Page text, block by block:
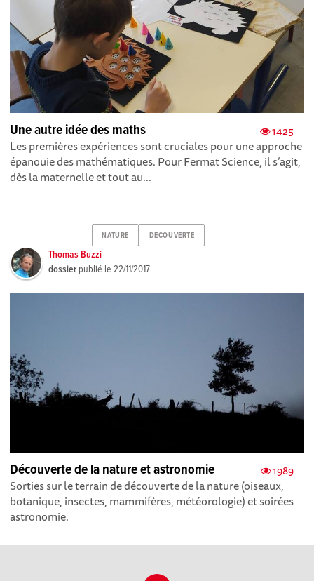
1425
Une autre idée des maths
Les premières expériences sont cruciales pour une approche
épanouie des mathématiques. Pour Fermat Science, il s’agit,
dès la maternelle et tout au...
NATURE DECOUVERTE
Thomas Buzzi
dossier publié le22/11/2017
1989
Découverte de la nature et astronomie
Sorties sur le terrain de découverte de la nature (oiseaux,
botanique, insectes, mammifères, météorologie) et soirées
astronomie.